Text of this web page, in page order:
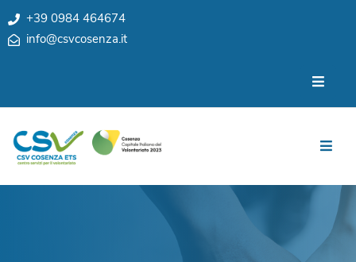
+39 0984 464674
info@csvcosenza.it
Sedi
Team
associazioni
Per
cittadini